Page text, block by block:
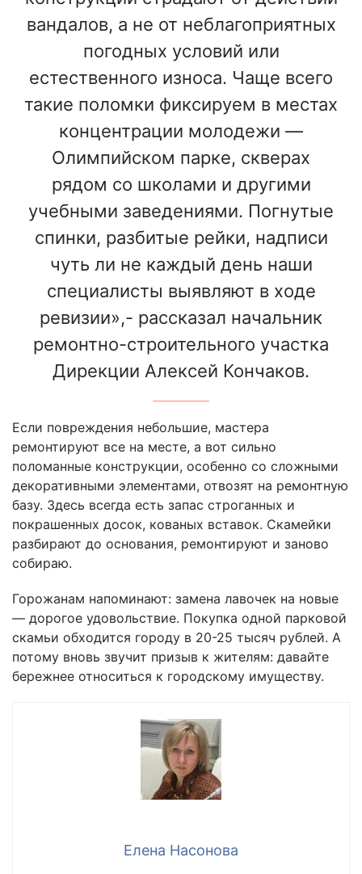
вандалов, а не от неблагоприятных
погодных условий или
естественного износа. Чаще всего
такие поломки фиксируем в местах
концентрации молодежи —
Олимпийском парке, скверах
рядом со школами и другими
учебными заведениями. Погнутые
спинки, разбитые рейки, надписи
чуть ли не каждый день наши
специалисты выявляют в ходе
ревизии»,- рассказал начальник
ремонтно-строительного участка
Дирекции Алексей Кончаков.
Если повреждения небольшие, мастера
ремонтируют все на месте, а вот сильно
поломанные конструкции, особенно со сложными
декоративными элементами, отвозят на ремонтную
базу. Здесь всегда есть запас строганных и
покрашенных досок, кованых вставок. Скамейки
разбирают до основания, ремонтируют и заново
собираю.
Горожанам напоминают: замена лавочек на новые
— дорогое удовольствие. Покупка одной парковой
скамьи обходится городу в 20-25 тысяч рублей. А
потому вновь звучит призыв к жителям: давайте
бережнее относиться к городскому имуществу.
Елена Насонова